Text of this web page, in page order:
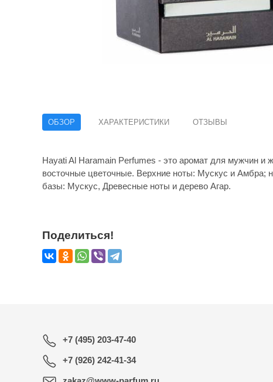
ОБЗОР ХАРАКТЕРИСТИКИ ОТЗЫВЫ
Hayati Al Haramain Perfumes - это аромат для мужчин и
восточные цветочные. Верхние ноты: Мускус и Амбра;
базы: Мускус, Древесные ноты и дерево Агар.
Поделиться!
+7 (495) 203-47-40
+7 (926) 242-41-34